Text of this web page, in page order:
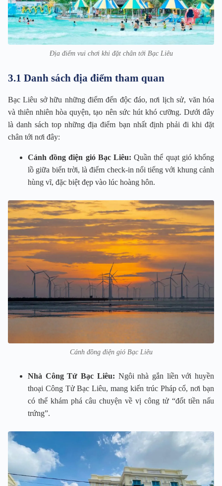
Địa điểm vui chơi khi đặt chân tới Bạc Liêu
3.1 Danh sách địa điểm tham quan
Bạc Liêu sở hữu những điểm đến độc đáo, nơi lịch sử, văn hóa
và thiên nhiên hòa quyện, tạo nên sức hút khó cưỡng. Dưới đây
là danh sách top những địa điểm bạn nhất định phải đi khi đặt
chân tới nơi đây:
Cánh đồng điện gió Bạc Liêu: Quần thể quạt gió khổng
lồ giữa biển trời, là điểm check-in nổi tiếng với khung cảnh
hùng vĩ, đặc biệt đẹp vào lúc hoàng hôn.
Cánh đồng điện gió Bạc Liêu
Nhà Công Tử Bạc Liêu: Ngôi nhà gắn liền với huyền
thoại Công Tử Bạc Liêu, mang kiến trúc Pháp cổ, nơi bạn
có thể khám phá câu chuyện về vị công tử “đốt tiền nấu
trứng”.